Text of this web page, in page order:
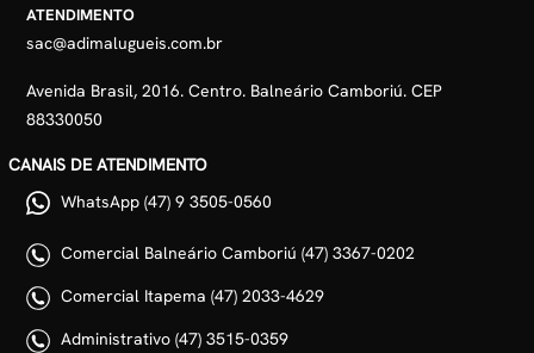
ATENDIMENTO
sac@adimalugueis.com.br
Avenida Brasil, 2016. Centro. Balneário Camboriú. CEP
88330050
CANAIS DE ATENDIMENTO
WhatsApp (47) 9 3505-0560
Comercial Balneário Camboriú (47) 3367-0202
Comercial Itapema (47) 2033-4629
Administrativo (47) 3515-0359